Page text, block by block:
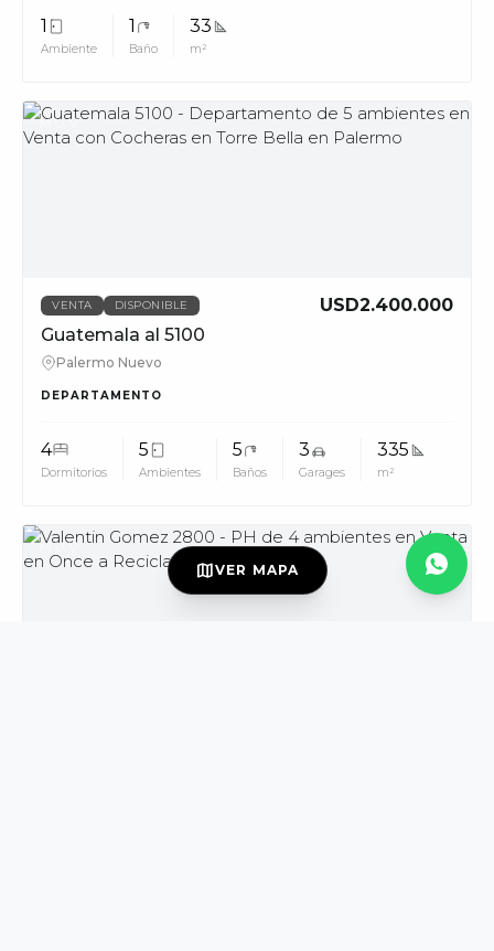
1
Ambiente
1
Baño
33
m²
MUV
VENTA DISPONIBLE
USD2.400.000
Guatemala al 5100
Palermo Nuevo
DEPARTAMENTO
4
Dormitorios
5
Ambientes
5
Baños
3
Garages
335
m²
MUV
mapVER MAPA